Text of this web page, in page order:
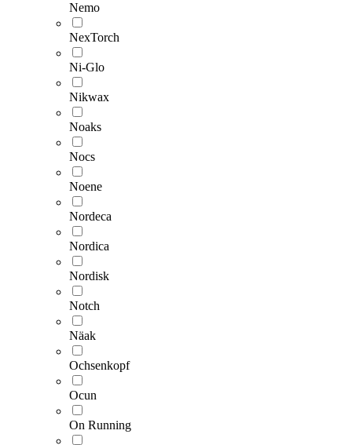
Nemo
NexTorch
Ni-Glo
Nikwax
Noaks
Nocs
Noene
Nordeca
Nordica
Nordisk
Notch
Näak
Ochsenkopf
Ocun
On Running